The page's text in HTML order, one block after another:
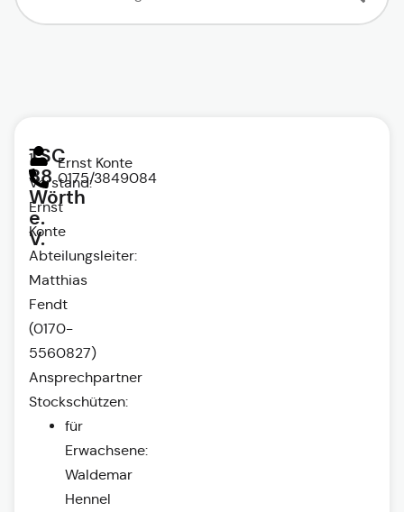
TSC
88
Wörth
e.
V.
1.
Vorstand:
Ernst
Konte
Abteilungsleiter:
Matthias
Fendt
(0170-
5560827)
Ansprechpartner
Stockschützen:
für
Erwachsene:
Waldemar
Hennel
Ernst Konte
0175/3849084